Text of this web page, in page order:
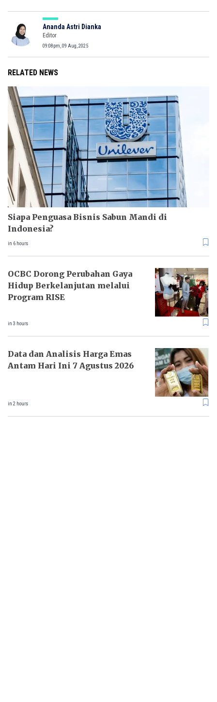
Ananda Astri Dianka
Editor
09:08pm, 09 Aug, 2025
RELATED NEWS
Siapa Penguasa Bisnis Sabun Mandi di
Indonesia?
in 6 hours
OCBC Dorong Perubahan Gaya
Hidup Berkelanjutan melalui
Program RISE
in 3 hours
Data dan Analisis Harga Emas
Antam Hari Ini 7 Agustus 2026
in 2 hours